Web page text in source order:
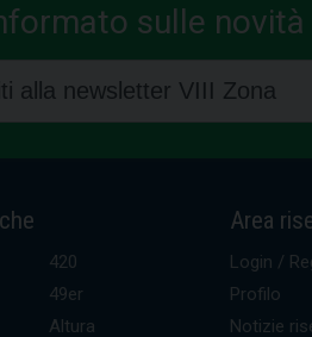
sulle
420
49er
Altura
Area
Login /
Profilo
Notizie